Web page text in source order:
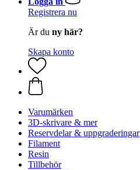
Registrera nu
Är du ny här?
Skapa konto
Varumärken
3D-skrivare & mer
Reservdelar & uppgraderingar
Filament
Resin
Tillbehör